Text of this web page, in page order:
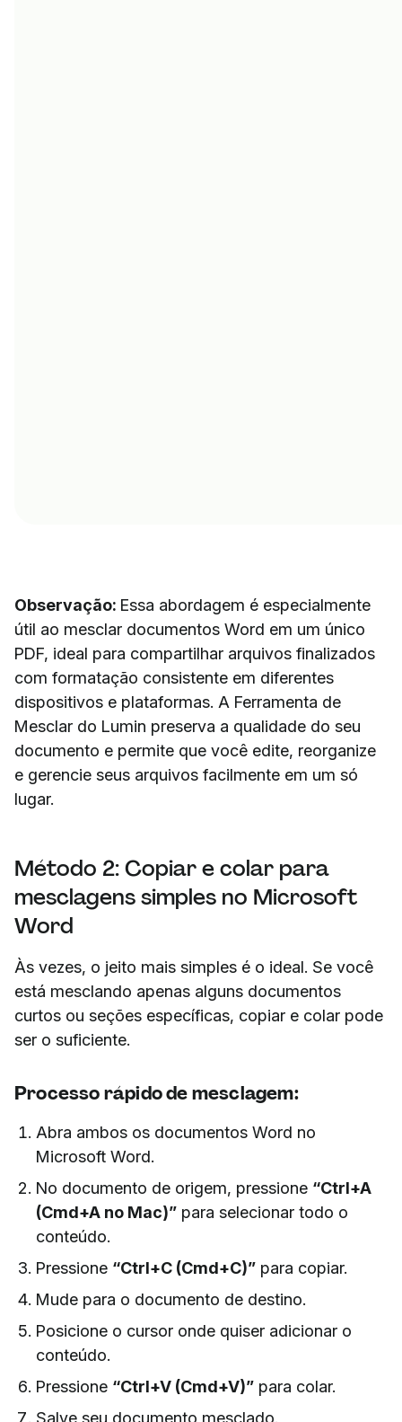
Observação: Essa abordagem é especialmente
útil ao mesclar documentos Word em um único
PDF, ideal para compartilhar arquivos finalizados
com formatação consistente em diferentes
dispositivos e plataformas. A Ferramenta de
Mesclar do Lumin preserva a qualidade do seu
documento e permite que você edite, reorganize
e gerencie seus arquivos facilmente em um só
lugar.
Método 2: Copiar e colar para
mesclagens simples no Microsoft
Word
Às vezes, o jeito mais simples é o ideal. Se você
está mesclando apenas alguns documentos
curtos ou seções específicas, copiar e colar pode
ser o suficiente.
Processo rápido de mesclagem:
Abra ambos os documentos Word no
Microsoft Word.
No documento de origem, pressione “Ctrl+A
(Cmd+A no Mac)” para selecionar todo o
conteúdo.
Pressione “Ctrl+C (Cmd+C)” para copiar.
Mude para o documento de destino.
Posicione o cursor onde quiser adicionar o
conteúdo.
Pressione “Ctrl+V (Cmd+V)” para colar.
Salve seu documento mesclado.